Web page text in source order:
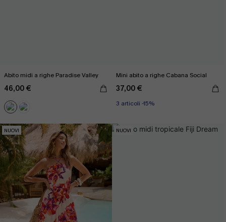
Abito midi a righe Paradise Valley
46,00 €
Mini abito a righe Cabana Social
37,00 €
3 articoli -15%
NUOVI NUOVI